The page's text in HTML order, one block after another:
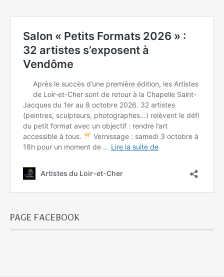
PAGE FACEBOOK